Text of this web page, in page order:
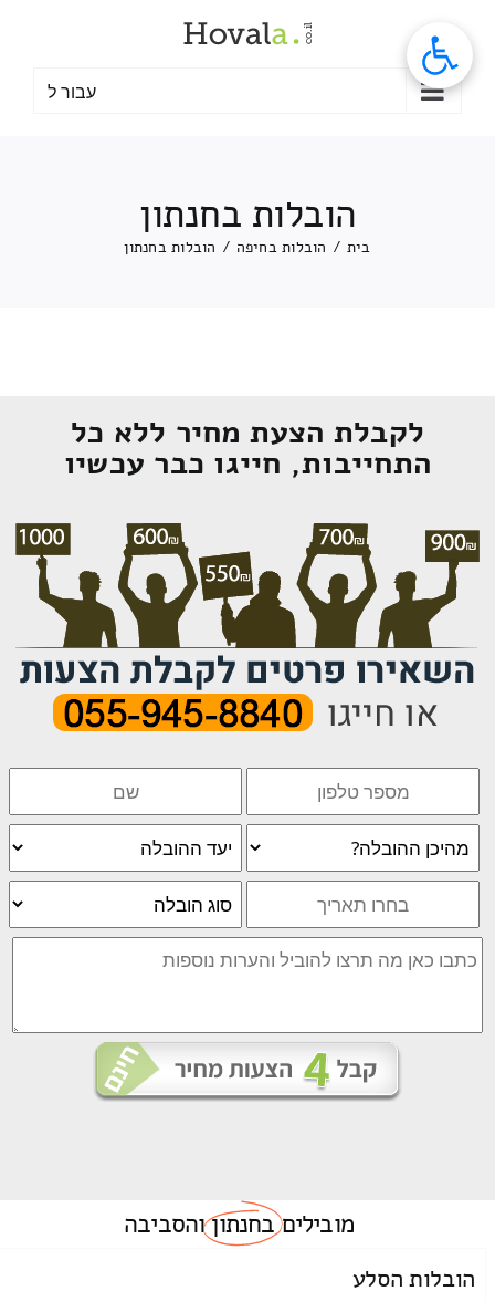
עבור ל
הובלות בחנתון
בית / הובלות בחיפה / הובלות בחנתון
לקבלת הצעת מחיר ללא כל
התחייבות, חייגו כבר עכשיו
מוביליםבחנתוןוהסביבה
הובלות הסלע